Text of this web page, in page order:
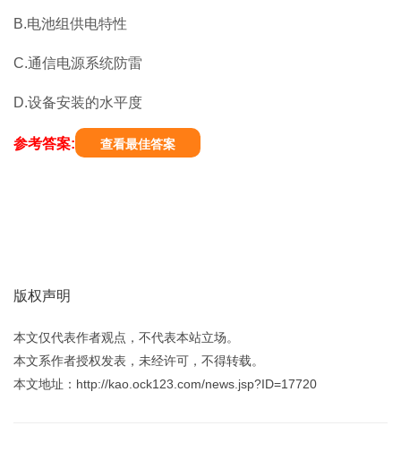
B.电池组供电特性
C.通信电源系统防雷
D.设备安装的水平度
参考答案: 查看最佳答案
版权声明
本文仅代表作者观点，不代表本站立场。
本文系作者授权发表，未经许可，不得转载。
本文地址：http://kao.ock123.com/news.jsp?ID=17720